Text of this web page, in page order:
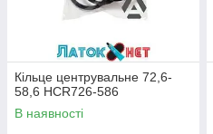
Кільце центрувальне 72,6-
58,6 HCR726-586
В наявності